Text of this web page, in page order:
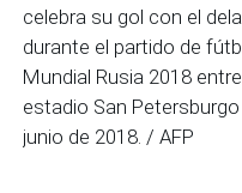
celebra su gol con el
durante el partido de
Mundial Rusia 2018
estadio San
junio de 2018. / AFP